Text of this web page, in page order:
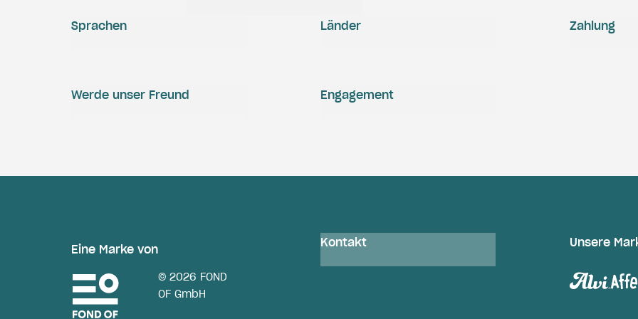
Zahlung
Engagement
Werde unser Freund
Sprachen Länder
Eine Marke von
© 2026 FOND
OF GmbH
Kontakt Unsere